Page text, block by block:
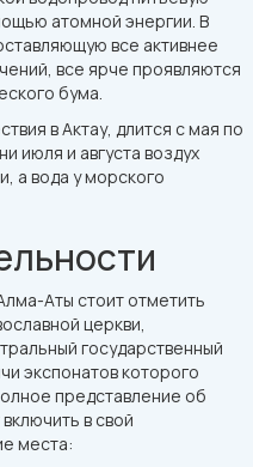
атомной энергии. В
все активнее
все ярче проявляются
бума.
в Актау, длится с мая по
июля и августа воздух
а вода у морского
Аты стоит отметить
церкви,
государственный
экспонатов которого
представление об
в свой
места: